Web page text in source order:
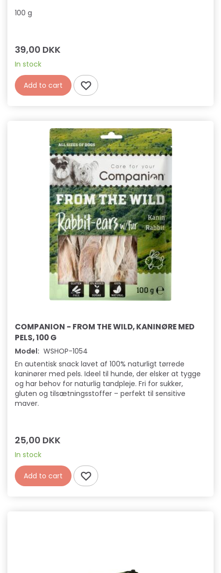
100 g
39,00 DKK
In stock
Add to cart
COMPANION - FROM THE WILD, KANINØRE MED
PELS, 100 G
Model: WSHOP-1054
En autentisk snack lavet af 100% naturligt tørrede
kaninører med pels. Ideel til hunde, der elsker at tygge
og har behov for naturlig tandpleje. Fri for sukker,
gluten og tilsætningsstoffer – perfekt til sensitive
maver.
25,00 DKK
In stock
Add to cart